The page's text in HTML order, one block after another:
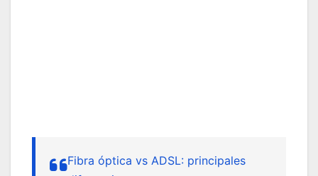
Fibra óptica vs ADSL: principales